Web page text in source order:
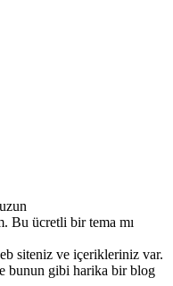
Bu ücretli bir tema mı
siteniz ve içerikleriniz var.
bunun gibi harika bir blog